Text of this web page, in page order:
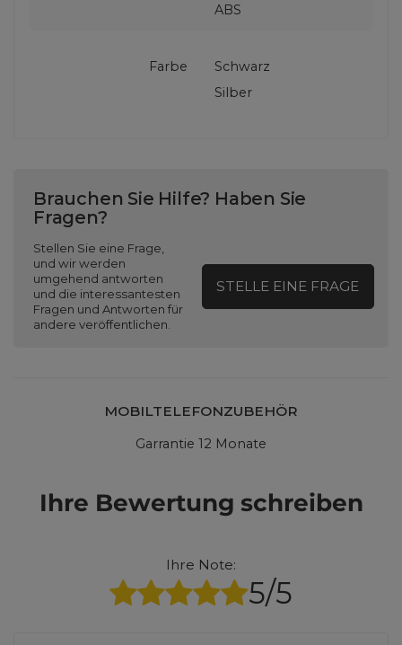
ABS
Farbe
Schwarz
Silber
Brauchen Sie Hilfe? Haben Sie
Fragen?
Stellen Sie eine Frage,
und wir werden
umgehend antworten
und die interessantesten
Fragen und Antworten für
andere veröffentlichen.
STELLE EINE FRAGE
MOBILTELEFONZUBEHÖR
Garrantie 12 Monate
Ihre Bewertung schreiben
Ihre Note:
5/5